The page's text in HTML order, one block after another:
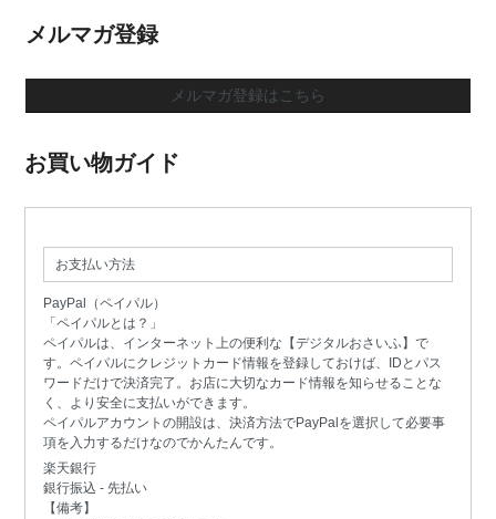
メルマガ登録
メルマガ登録はこちら
お買い物ガイド
お支払い方法
PayPal（ペイパル）
「ペイパルとは？」
ペイパルは、インターネット上の便利な【デジタルおさいふ】で
す。ペイパルにクレジットカード情報を登録しておけば、IDとパス
ワードだけで決済完了。お店に大切なカード情報を知らせることな
く、より安全に支払いができます。
ペイパルアカウントの開設は、決済方法でPayPalを選択して必要事
項を入力するだけなのでかんたんです。
楽天銀行
銀行振込 - 先払い
【備考】